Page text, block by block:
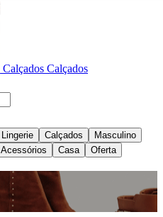
Calçados Calçados
Lingerie Calçados
Masculino
Acessórios Casa Oferta